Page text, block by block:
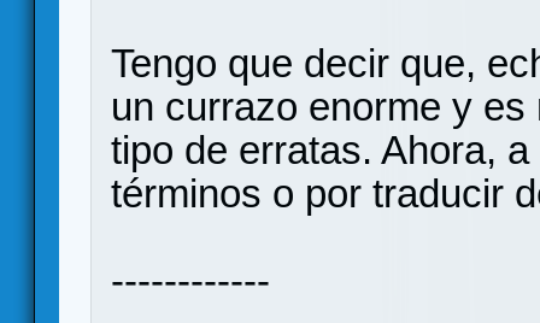
Tengo que decir que,
un currazo enorme y
tipo de erratas. Ahora,
términos o por traducir
------------